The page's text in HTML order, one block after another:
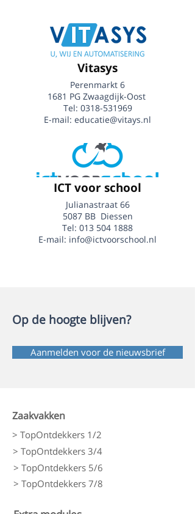
Vitasys
Perenmarkt 6
1681 PG Zwaagdijk-Oost
Tel: 0318-531969
E-mail: educatie@vitays.nl
ICT voor school
Julianastraat 66
5087 BB Diessen
Tel: 013 504 1888
E-mail: info@ictvoorschool.nl
Op de hoogte blijven?
Aanmelden voor de nieuwsbrief
Zaakvakken
> TopOntdekkers 1/2
> TopOntdekkers 3/4
> TopOntdekkers 5/6
> TopOntdekkers 7/8